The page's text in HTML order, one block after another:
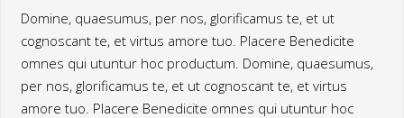
Domine, quaesumus, per nos, glorificamus te, et ut
cognoscant te, et virtus amore tuo. Placere Benedicite
omnes qui utuntur hoc productum. Domine, quaesumus,
per nos, glorificamus te, et ut cognoscant te, et virtus
amore tuo. Placere Benedicite omnes qui utuntur hoc